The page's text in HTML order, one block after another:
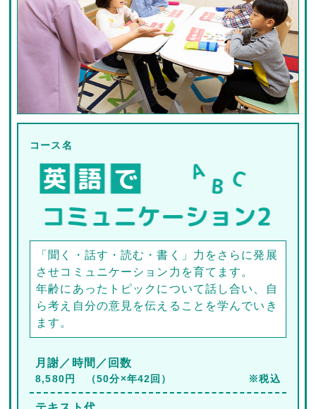
コース名
「聞く・話す・読む・書く」力をさらに発展
させコミュニケーション力を育てます。
年齢にあったトピックについて話し合い、自
ら考え自分の意見を伝えることを学んでいき
ます。
月謝／時間／回数
8,580円 （50分×年42回） ※税込